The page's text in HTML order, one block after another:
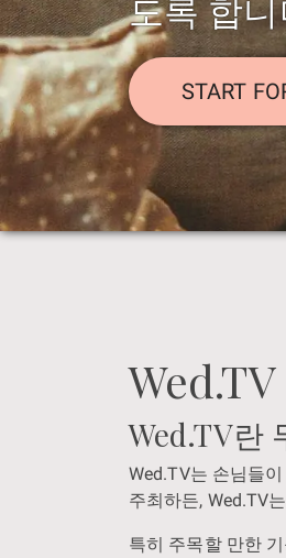
START
Wed.TV란
Wed.TV는 손님들
주최하든, Wed.TV
특히 주목할 만한